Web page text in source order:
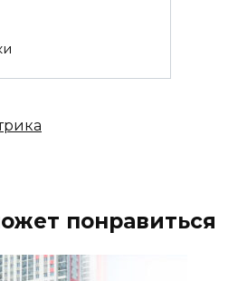
понравиться